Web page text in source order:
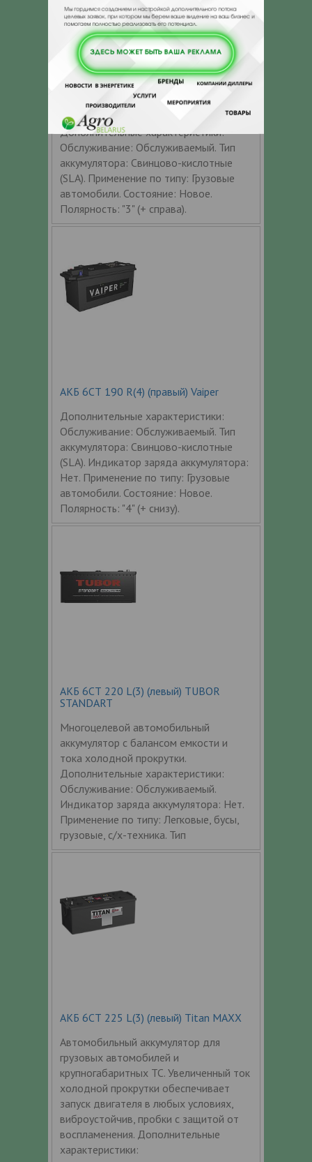
АКБ 6СТ 190 L(3) (левый) Vaiper
Дополнительные характеристики:
Обслуживание: Обслуживаемый. Тип
аккумулятора: Свинцово-кислотные
(SLA). Применение по типу: Грузовые
автомобили. Состояние: Новое.
Полярность: "3" (+ справа).
АКБ 6СТ 190 R(4) (правый) Vaiper
Дополнительные характеристики:
Обслуживание: Обслуживаемый. Тип
аккумулятора: Свинцово-кислотные
(SLA). Индикатор заряда аккумулятора:
Нет. Применение по типу: Грузовые
автомобили. Состояние: Новое.
Полярность: "4" (+ снизу).
АКБ 6СТ 220 L(3) (левый) TUBOR
STANDART
Многоцелевой автомобильный
аккумулятор с балансом емкости и
тока холодной прокрутки.
Дополнительные характеристики:
Обслуживание: Обслуживаемый.
Индикатор заряда аккумулятора: Нет.
Применение по типу: Легковые, бусы,
грузовые, с/х-техника. Тип
АКБ 6СТ 225 L(3) (левый) Titan MAXX
Автомобильный аккумулятор для
грузовых автомобилей и
крупногабаритных ТС. Увеличенный ток
холодной прокрутки обеспечивает
запуск двигателя в любых условиях,
виброустойчив, пробки с защитой от
воспламенения. Дополнительные
характеристики: